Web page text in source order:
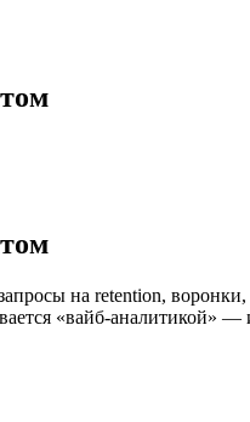
на retention,
«вайб-аналитикой»